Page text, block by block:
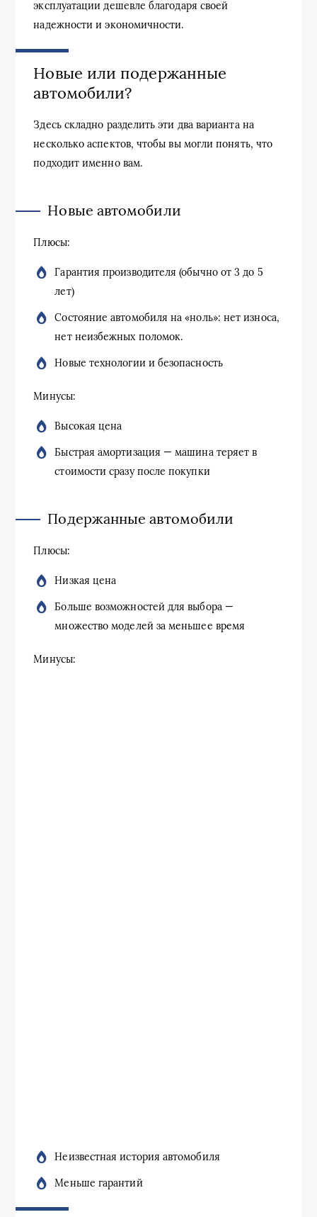
эксплуатации дешевле благодаря своей
надежности и экономичности.
Новые или подержанные
автомобили?
Здесь складно разделить эти два варианта на
несколько аспектов, чтобы вы могли понять, что
подходит именно вам.
Новые автомобили
Плюсы:
Гарантия производителя (обычно от 3 до 5
лет)
Состояние автомобиля на «ноль»: нет износа,
нет неизбежных поломок.
Новые технологии и безопасность
Минусы:
Высокая цена
Быстрая амортизация — машина теряет в
стоимости сразу после покупки
Подержанные автомобили
Плюсы:
Низкая цена
Больше возможностей для выбора —
множество моделей за меньшее время
Минусы:
Неизвестная история автомобиля
Меньше гарантий